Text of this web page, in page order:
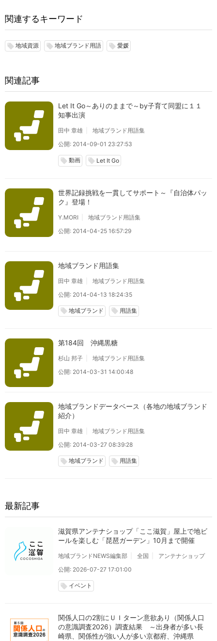
関連するキーワード
local_offer 地域資源 local_offer 地域ブランド用語 local_offer 愛媛
関連記事
Let It Go～ありのままで～by子育て同盟に１１
知事出演
田中 章雄
地域ブランド用語集
公開: 2014-09-01 23:27:53
local_offer 動画 local_offer Let It Go
世界記録挑戦を一貫してサポート～『自治体パッ
ク』登場！
Y.MORI
地域ブランド用語集
公開: 2014-04-25 16:57:29
地域ブランド用語集
田中 章雄
地域ブランド用語集
公開: 2014-04-13 18:24:35
local_offer 地域ブランド local_offer 用語集
第184回 沖縄黒糖
杉山 邦子
地域ブランド用語集
公開: 2014-03-31 14:00:48
地域ブランドデータベース（各地の地域ブランド
紹介）
田中 章雄
地域ブランド用語集
公開: 2014-03-27 08:39:28
local_offer 地域ブランド local_offer 用語集
最新記事
滋賀県アンテナショップ「ここ滋賀」屋上で地ビ
ールを楽しむ「琵琶ガーデン」10月まで開催
地域ブランドNEWS編集部 全国
アンテナショップ
公開: 2026-07-27 17:01:00
local_offer イベント
関係人口の2割にＵＩターン意欲あり（関係人口
の意識調査2026）調査結果 ～出身者が多い長
崎県、関係性が強い人が多い京都府、沖縄県